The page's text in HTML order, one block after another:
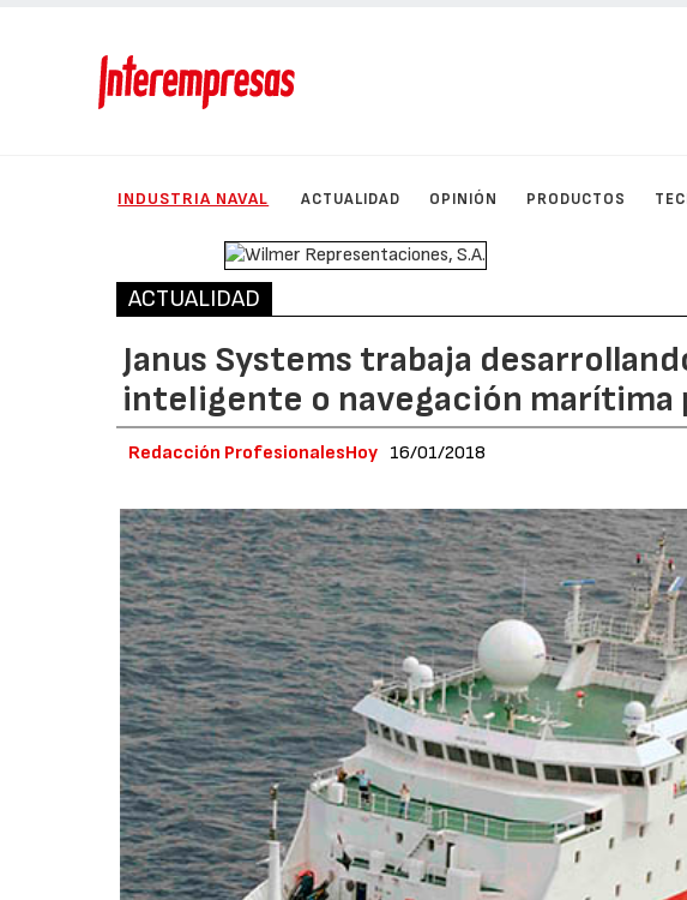
INDUSTRIA NAVAL ACTUALIDAD OPINIÓN PRODUCTOS
ACTUALIDAD
Janus Systems trabaja
inteligente o navegación
Redacción ProfesionalesHoy 16/01/2018